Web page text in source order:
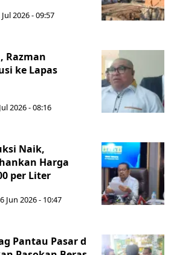
2026 - 09:57
Razman
ke Lapas
2026 - 08:16
Naik,
Harga
per Liter
Jun 2026 - 10:47
Pantau Pasar d